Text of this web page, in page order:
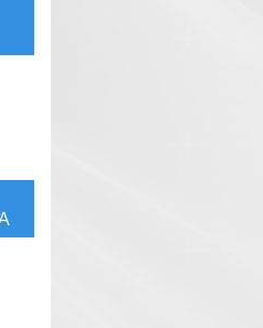
16.00, στο αμφιθέατρο του
και προέβαλαν τη ζωή και το